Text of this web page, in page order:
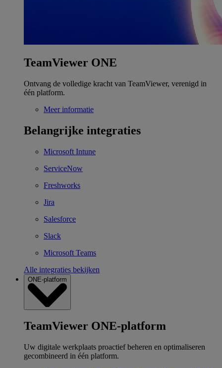
TeamViewer ONE
Ontvang de volledige kracht van TeamViewer, verenigd in
één platform.
Meer informatie
Belangrijke integraties
Microsoft Intune
ServiceNow
Freshworks
Jira
Salesforce
Slack
Microsoft Teams
Alle integraties bekijken
ONE-platform
TeamViewer ONE-platform
Uw digitale werkplaats proactief beheren en optimaliseren
gecombineerd in één platform.